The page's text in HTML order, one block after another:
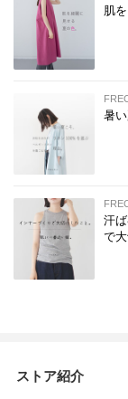
肌
暑
汗
で大
ストア紹介